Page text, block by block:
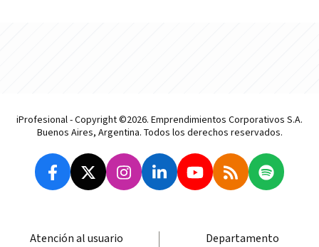
iProfesional - Copyright ©2026. Emprendimientos Corporativos S.A.
Buenos Aires, Argentina. Todos los derechos reservados.
Atención al usuario
Departamento